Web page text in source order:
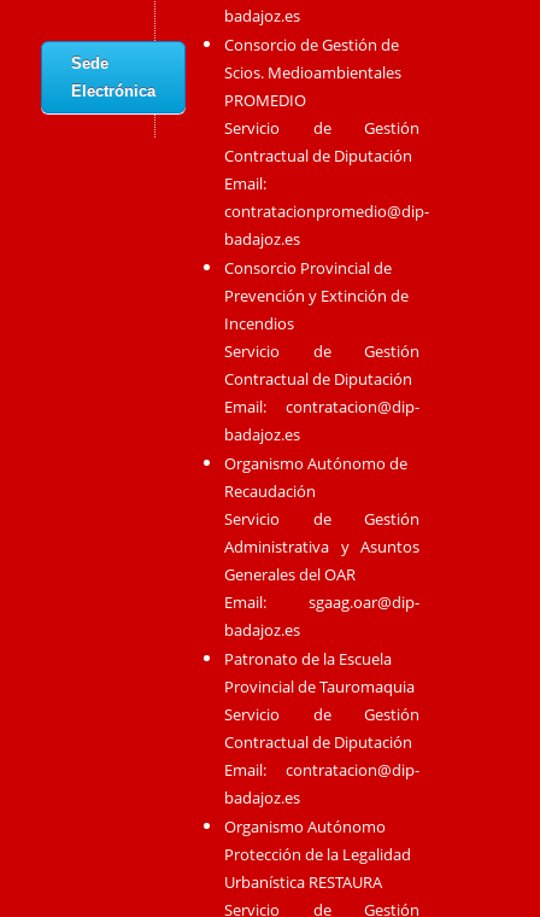
Sede
Electrónica
badajoz.es
Consorcio de Gestión de
Scios. Medioambientales
PROMEDIO
Servicio de Gestión
Contractual de Diputación
Email:
contratacionpromedio@dip-
badajoz.es
Consorcio Provincial de
Prevención y Extinción de
Incendios
Servicio de Gestión
Contractual de Diputación
Email:contratacion@dip-
badajoz.es
Organismo Autónomo de
Recaudación
Servicio de Gestión
Administrativa y Asuntos
Generales del OAR
Email:sgaag.oar@dip-
badajoz.es
Patronato de la Escuela
Provincial de Tauromaquia
Servicio de Gestión
Contractual de Diputación
Email:contratacion@dip-
badajoz.es
Organismo Autónomo
Protección de la Legalidad
Urbanística RESTAURA
Servicio de Gestión